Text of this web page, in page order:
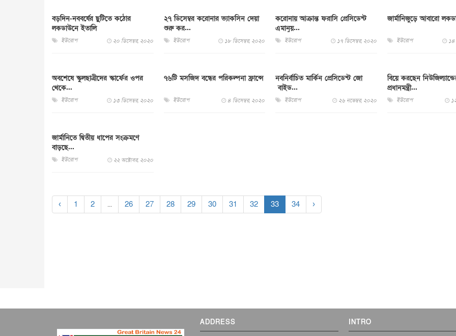
বড়দিন-নববর্ষের ছুটিতে কঠোর
লকডাউনে ইতালি
ইউরোপ ২০ ডিসেম্বর, ২০২০
২৭ ডিসেম্বর করোনার ভ্যাকসিন দেয়া
শুরু কর...
ইউরোপ ১৮ ডিসেম্বর, ২০২০
করোনায় আক্রান্ত ফরাসি প্রেসিডেন্ট
এমানুয়...
ইউরোপ ১৭ ডিসেম্বর, ২০২০
জার্মানিজুড়ে আবারো
ইউরোপ ১৪
অবশেষে স্কুলছাত্রীদের স্কার্ফের ওপর
থেকে...
ইউরোপ ১৩ ডিসেম্বর, ২০২০
৭৬টি মসজিদ বন্ধের পরিকল্পনা ফ্রান্সে
ইউরোপ ৪ ডিসেম্বর, ২০২০
নবনির্বাচিত মার্কিন প্রেসিডেন্ট জো
বাইড...
ইউরোপ ২৬ নভেম্বর, ২০২০
বিয়ে করছেন
প্রধানমন্ত্রী...
ইউরোপ
জার্মানিতে দ্বিতীয় ধাপের সংক্রমণে
বাড়ছে...
ইউরোপ ২২ অক্টোবর, ২০২০
‹ 1 2 ... 26 27 28 29 30 31 32 33 34 ›
ADDRESS INTRO